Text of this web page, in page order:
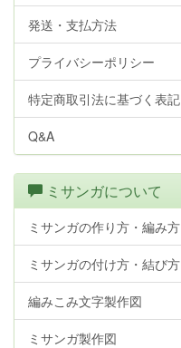
発送・支払方法
プライバシーポリシー
特定商取引法に基づく表記
Q&A
ミサンガについて
ミサンガの作り方・編み方
ミサンガの付け方・結び方
編みこみ文字製作図
ミサンガ製作図